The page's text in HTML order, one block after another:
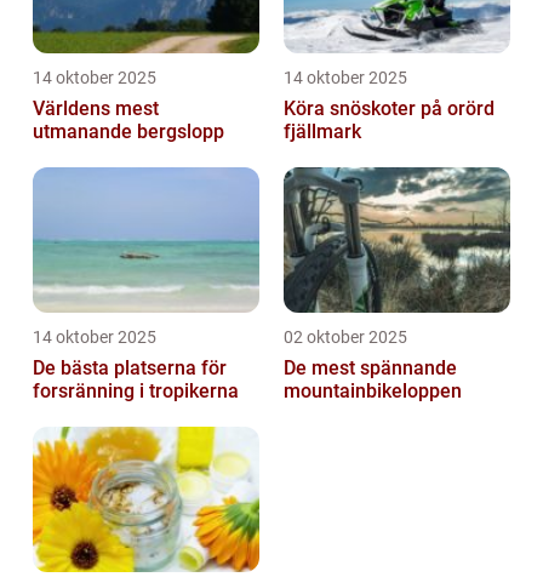
14 oktober 2025
Världens mest
utmanande bergslopp
14 oktober 2025
Köra snöskoter på orörd
fjällmark
14 oktober 2025
De bästa platserna för
forsränning i tropikerna
02 oktober 2025
De mest spännande
mountainbikeloppen